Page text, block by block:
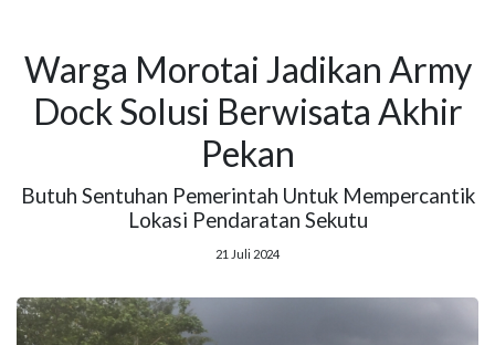
Warga Morotai Jadikan Army
Dock Solusi Berwisata Akhir
Pekan
Butuh Sentuhan Pemerintah Untuk Mempercantik
Lokasi Pendaratan Sekutu
21 Juli 2024